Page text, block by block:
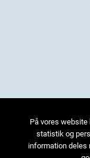
På vores
statistik og
information deles